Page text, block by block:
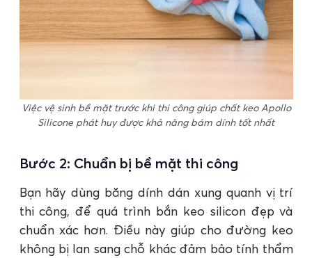
Việc vệ sinh bề mặt trước khi thi công giúp chất keo Apollo
Silicone phát huy được khả năng bám dính tốt nhất
Bước 2: Chuẩn bị bề mặt thi công
Bạn hãy dùng băng dính dán xung quanh vị trí
thi công, để quá trình bắn keo silicon đẹp và
chuẩn xác hơn. Điều này giúp cho đường keo
không bị lan sang chỗ khác đảm bảo tính thẩm